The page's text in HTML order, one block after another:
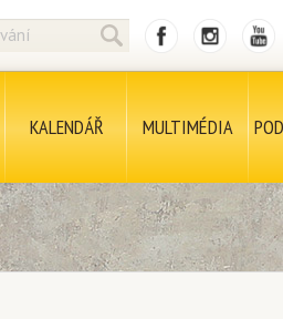
KALENDÁŘ MULTIMÉDIA